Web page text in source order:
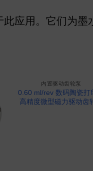
应用。它们为墨
内置驱动齿轮泵
0.60 ml/rev 数码陶瓷打
高精度微型磁力驱动齿